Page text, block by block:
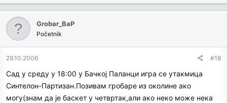
Grobar_BaP
Početnik
29.10.2006 #18
Сад у среду у 18:00 у Бачкој Паланци игра се утакмица
Синтелон-Партизан.Позивам гробаре из околине ако
могу(знам да је баскет у четвртак,али ако неко може нека